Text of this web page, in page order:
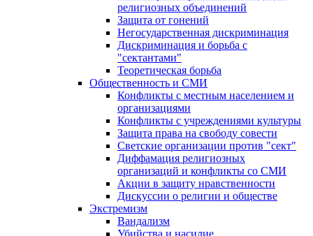
религиозных объединений
Защита от гонений
Негосударственная дискриминация
Дискриминация и борьба с
"сектантами"
Теоретическая борьба
Общественность и СМИ
Конфликты с местным населением и
организациями
Конфликты с учреждениями культуры
Защита права на свободу совести
Светские организации против "сект"
Диффамация религиозных
организаций и конфликты со СМИ
Акции в защиту нравственности
Дискуссии о религии и обществе
Экстремизм
Вандализм
Убийства и насилие